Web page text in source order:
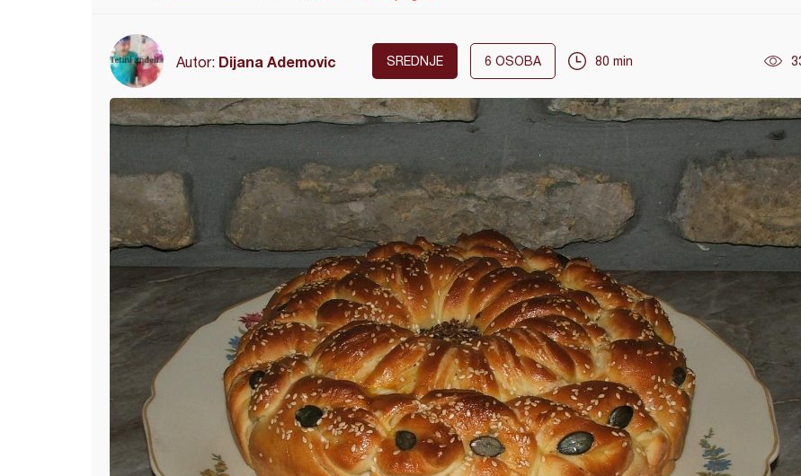
Autor: Dijana Ademovic SREDNJE 6 OSOBA 80 min